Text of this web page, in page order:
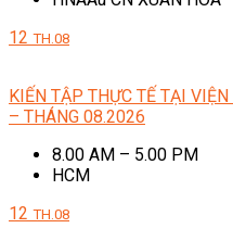
12 TH.08
KIẾN TẬP THỰC TẾ TẠI
– THÁNG 08.2026
8.00 AM – 5.00 PM
HCM
12 TH.08